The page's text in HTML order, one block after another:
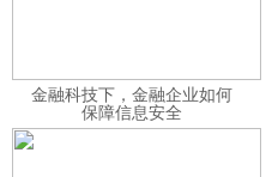
金融科技下，金融企业如何
保障信息安全